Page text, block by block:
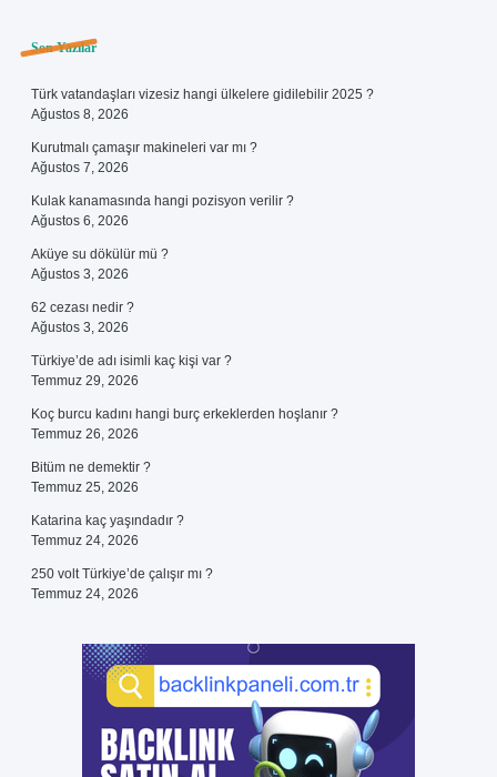
Sidebar
Son Yazılar
Türk vatandaşları vizesiz hangi ülkelere gidilebilir 2025 ?
Ağustos 8, 2026
Kurutmalı çamaşır makineleri var mı ?
Ağustos 7, 2026
Kulak kanamasında hangi pozisyon verilir ?
Ağustos 6, 2026
Aküye su dökülür mü ?
Ağustos 3, 2026
62 cezası nedir ?
Ağustos 3, 2026
Türkiye’de adı isimli kaç kişi var ?
Temmuz 29, 2026
Koç burcu kadını hangi burç erkeklerden hoşlanır ?
Temmuz 26, 2026
Bitüm ne demektir ?
Temmuz 25, 2026
Katarina kaç yaşındadır ?
Temmuz 24, 2026
250 volt Türkiye’de çalışır mı ?
Temmuz 24, 2026